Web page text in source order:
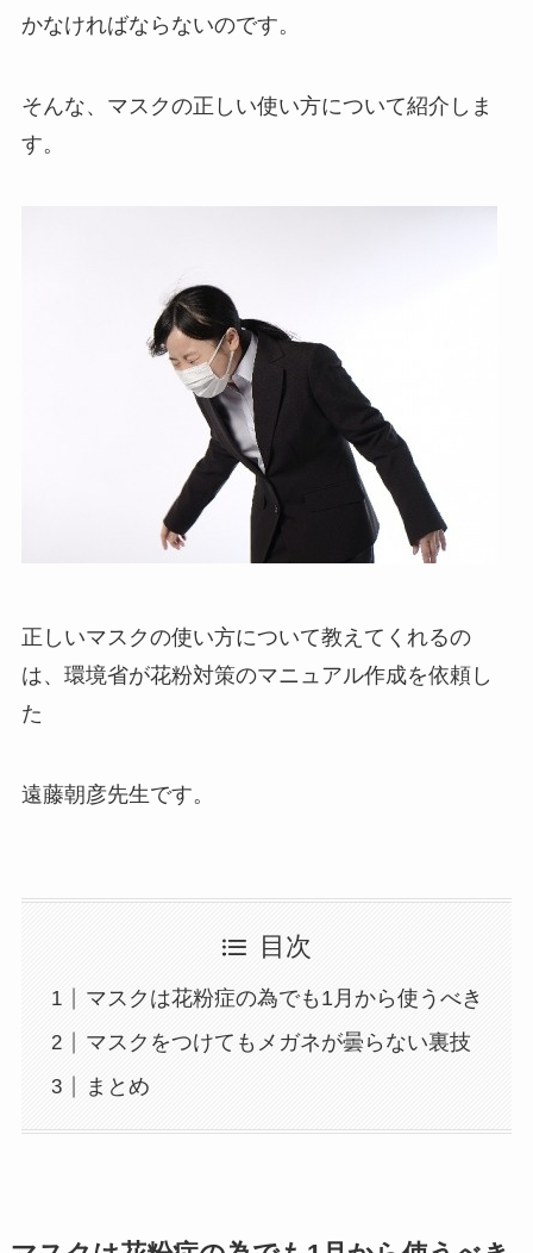
かなければならないのです。
そんな、マスクの正しい使い方について紹介しま
す。
正しいマスクの使い方について教えてくれるの
は、環境省が花粉対策のマニュアル作成を依頼し
た
遠藤朝彦先生です。
目次
マスクは花粉症の為でも1月から使うべき
マスクをつけてもメガネが曇らない裏技
まとめ